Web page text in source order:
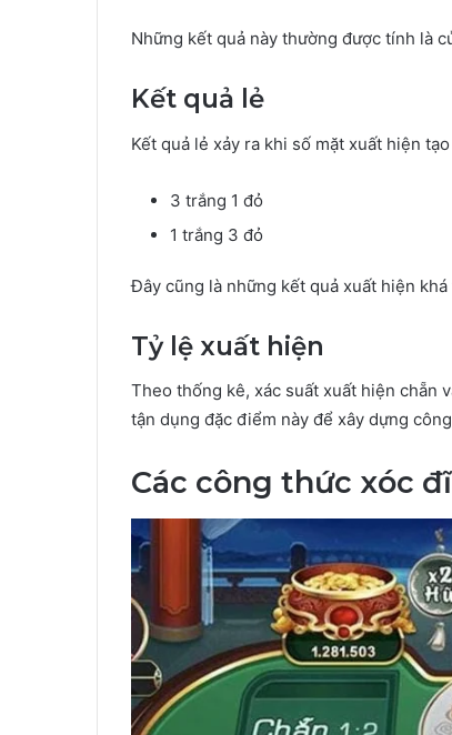
Những kết quả này thường được tính là
Kết quả lẻ
Kết quả lẻ xảy ra khi số mặt xuất hiện
3 trắng 1 đỏ
1 trắng 3 đỏ
Đây cũng là những kết quả xuất hiện
Tỷ lệ xuất hiện
Theo thống kê, xác suất xuất hiện chẵn
tận dụng đặc điểm này để xây dựng
Các công thức xóc